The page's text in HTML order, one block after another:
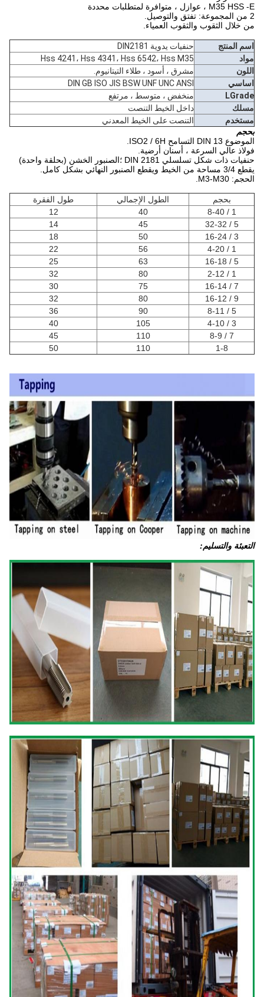
M35 HSS -E ، عوازل ، متوافرة لمتطلبات محددة
من خلال الثقوب والثقوب العمياء.
اسم المنتج
حنفيات يدوية DIN2181
مواد
Hss 4241، Hss 4341، Hss 6542، Hss M35
اللون
مشرق ، أسود ، طلاء التيتانيوم.
اساسي
DIN GB ISO JIS BSW UNF UNC ANSI
LGrade
منخفض ، متوسط ​​، مرتفع
مسلك
داخل الخيط التنصت
مستخدم
التنصت على الخيط المعدني
بحجم
الموضوع DIN 13 التسامح ISO2 / 6H.
فولاذ عالي السرعة ، أسنان أرضية.
حنفيات ذات شكل تسلسلي DIN 2181 ؛الصنبور الخشن (بحلقة واحدة)
يقطع 3/4 مساحة من الخيط ويقطع الصنبور النهائي بشكل كامل.
الحجم: M3-M30.
بحجم الطول الإجمالي
طول الفقرة
40
12
5 / 32-32
45
14
3 / 16-24
50
18
56
22
5 / 16-18
63
25
80
32
7 / 16-14
75
30
9 / 16-12
80
32
5 / 8-11
90
36
3 / 4-10
105
40
7 / 8-9
110
45
1-8
110
50
التعبئة والتسليم: